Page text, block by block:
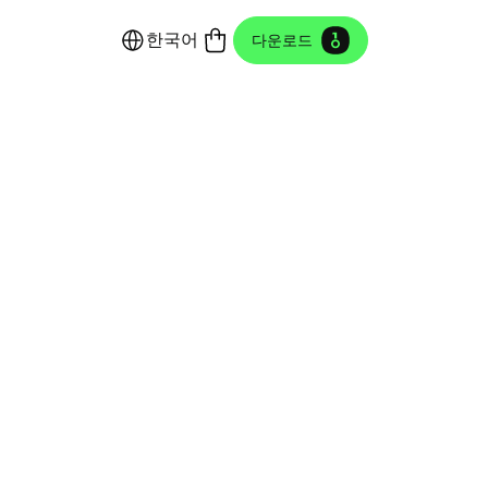
한국어 다운로드